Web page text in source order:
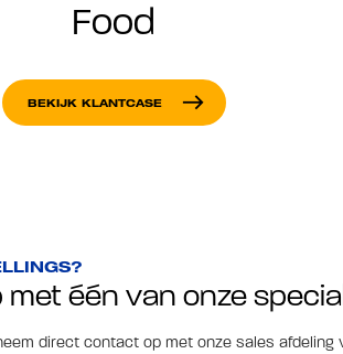
Food
BEKIJK KLANTCASE east
één van onze
direct contact op met onze sales afdeling